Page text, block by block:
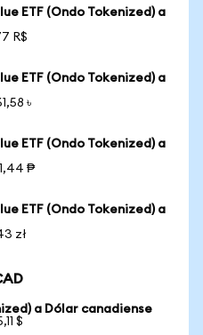
ETF (Ondo Tokenized) a
R$
ETF (Ondo Tokenized) a
৳
ETF (Ondo Tokenized) a
₱
ETF (Ondo Tokenized) a
zł
a Dólar canadiense
$